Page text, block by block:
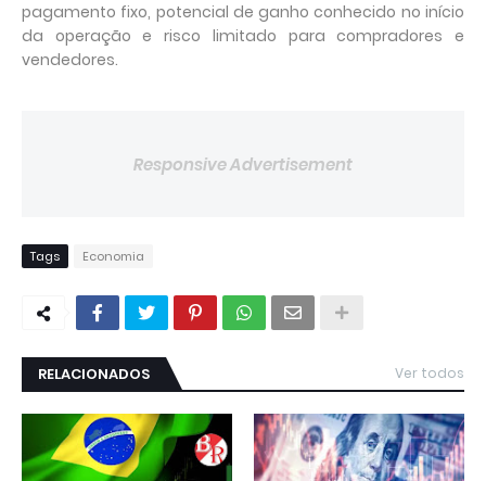
pagamento fixo, potencial de ganho conhecido no início
da operação e risco limitado para compradores e
vendedores.
Responsive Advertisement
Tags Economia
RELACIONADOS Ver todos